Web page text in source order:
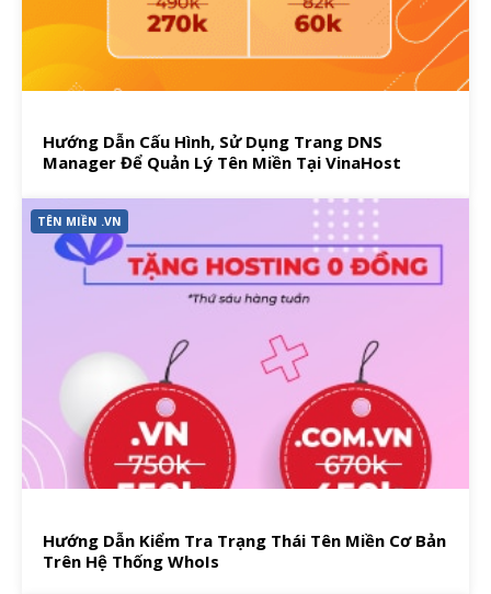
Hướng Dẫn Cấu Hình, Sử Dụng Trang DNS
Manager Để Quản Lý Tên Miền Tại VinaHost
TÊN MIỀN .VN
Hướng Dẫn Kiểm Tra Trạng Thái Tên Miền Cơ Bản
Trên Hệ Thống WhoIs